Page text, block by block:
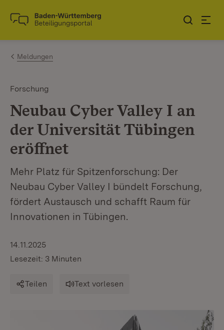
Zum Inhalt springen
Link zur Startseite
Meldungen
Forschung
Neubau Cyber Valley I an
der Universität Tübingen
eröffnet
Mehr Platz für Spitzenforschung: Der
Neubau Cyber Valley I bündelt Forschung,
fördert Austausch und schafft Raum für
Innovationen in Tübingen.
14.11.2025
Lesezeit: 3 Minuten
Teilen Text vorlesen